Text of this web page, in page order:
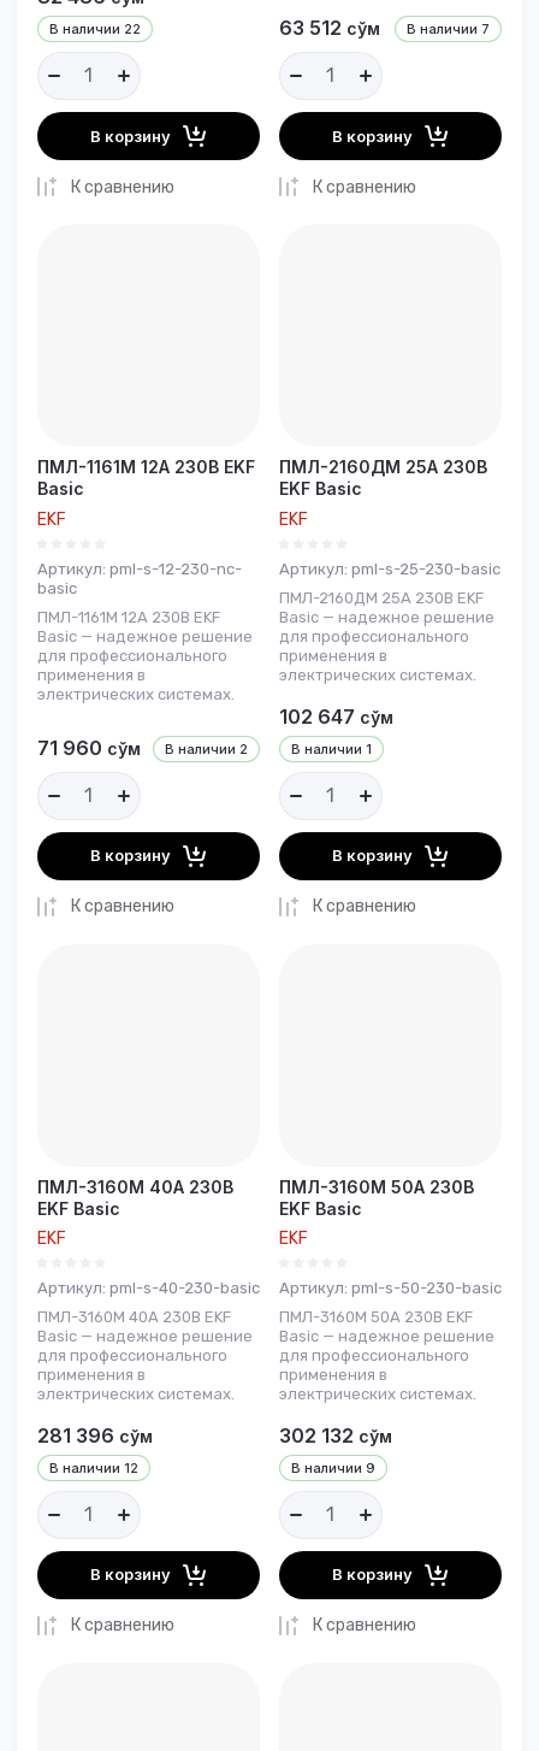
В наличии 22
В корзину
К сравнению
В наличии 7
63 512 сўм
В корзину
К сравнению
ПМЛ-1161М 12А 230В EKF
Basic
EKF
Артикул: pml-s-12-230-nc-
basic
ПМЛ-1161М 12А 230В EKF
Basic — надежное решение
для профессионального
применения в
электрических системах.
В наличии 2
71 960 сўм
В корзину
К сравнению
ПМЛ-2160ДМ 25А 230В
EKF Basic
EKF
Артикул: pml-s-25-230-basic
ПМЛ-2160ДМ 25А 230В EKF
Basic — надежное решение
для профессионального
применения в
электрических системах.
В наличии 1
102 647 сўм
В корзину
К сравнению
ПМЛ-3160М 40А 230В
EKF Basic
EKF
Артикул: pml-s-40-230-basic
ПМЛ-3160М 40А 230В EKF
Basic — надежное решение
для профессионального
применения в
электрических системах.
В наличии 12
281 396 сўм
В корзину
К сравнению
ПМЛ-3160М 50А 230В
EKF Basic
EKF
Артикул: pml-s-50-230-basic
ПМЛ-3160М 50А 230В EKF
Basic — надежное решение
для профессионального
применения в
электрических системах.
В наличии 9
302 132 сўм
В корзину
К сравнению